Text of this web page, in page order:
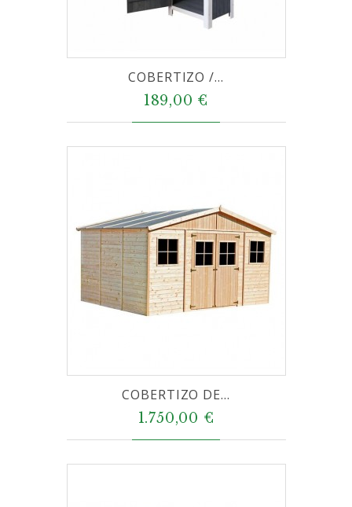
COBERTIZO /...
189,00 €
COBERTIZO DE...
1.750,00 €